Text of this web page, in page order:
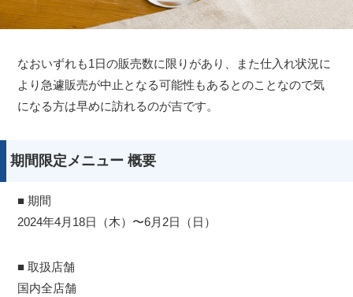
なおいずれも1日の販売数に限りがあり、また仕入れ状況に
より急遽販売が中止となる可能性もあるとのことなので気
になる方は早めに訪れるのが吉です。
期間限定メニュー 概要
■ 期間
2024年4月18日（木）〜6月2日（日）
■ 取扱店舗
国内全店舗